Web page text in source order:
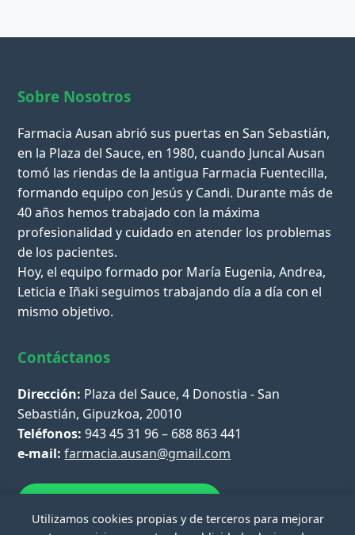
Sobre Nosotros
Farmacia Ausan abrió sus puertas en San Sebastián,
en la Plaza del Sauce, en 1980, cuando Juncal Ausan
tomó las riendas de la antigua Farmacia Fuentecilla,
formando equipo con Jesús y Candi. Durante más de
40 años hemos trabajado con la máxima
profesionalidad y cuidado en atender los problemas
de los pacientes.
Hoy, el equipo formado por María Eugenia, Andrea,
Leticia e Iñaki seguimos trabajando día a día con el
mismo objetivo.
Contáctanos
Dirección: Plaza del Sauce, 4 Donostia - San
Sebastián, Gipuzkoa, 20010
Teléfonos: 943 45 31 96 – 688 863 441
e-mail: farmacia.ausan@gmail.com
Utilizamos cookies propias y de terceros para mejorar